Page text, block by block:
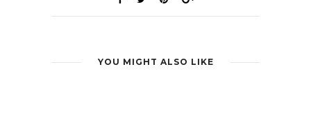
YOU MIGHT ALSO LIKE